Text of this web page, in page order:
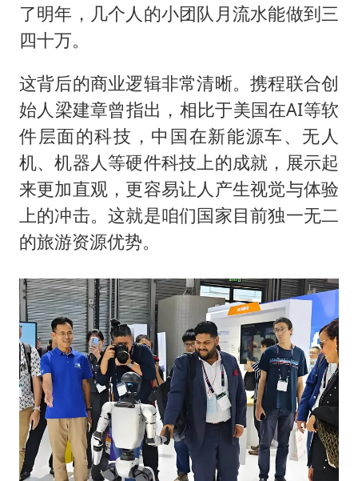
了明年，几个人的小团队月流水能做到三
四十万。
这背后的商业逻辑非常清晰。携程联合创
始人梁建章曾指出，相比于美国在AI等软
件层面的科技，中国在新能源车、无人
机、机器人等硬件科技上的成就，展示起
来更加直观，更容易让人产生视觉与体验
上的冲击。这就是咱们国家目前独一无二
的旅游资源优势。